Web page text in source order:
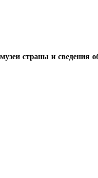
страны и сведения